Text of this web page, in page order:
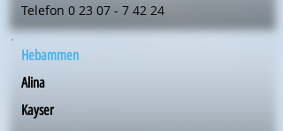
Telefon 0 23 07 - 7 42 24
Hebammen
Alina
Kayser